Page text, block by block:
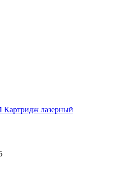
Картридж лазерный